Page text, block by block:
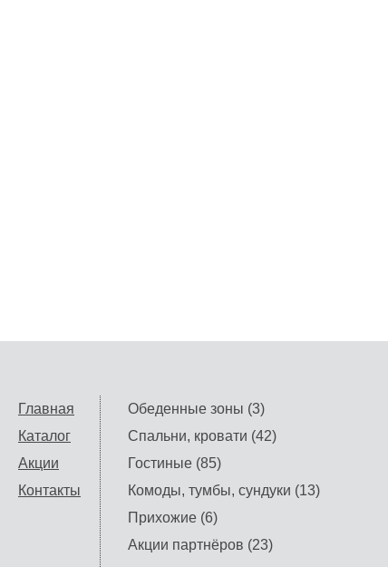
Главная
Каталог
Акции
Контакты
Обеденные зоны (3)
Спальни, кровати (42)
Гостиные (85)
Комоды, тумбы, сундуки (13)
Прихожие (6)
Акции партнёров (23)